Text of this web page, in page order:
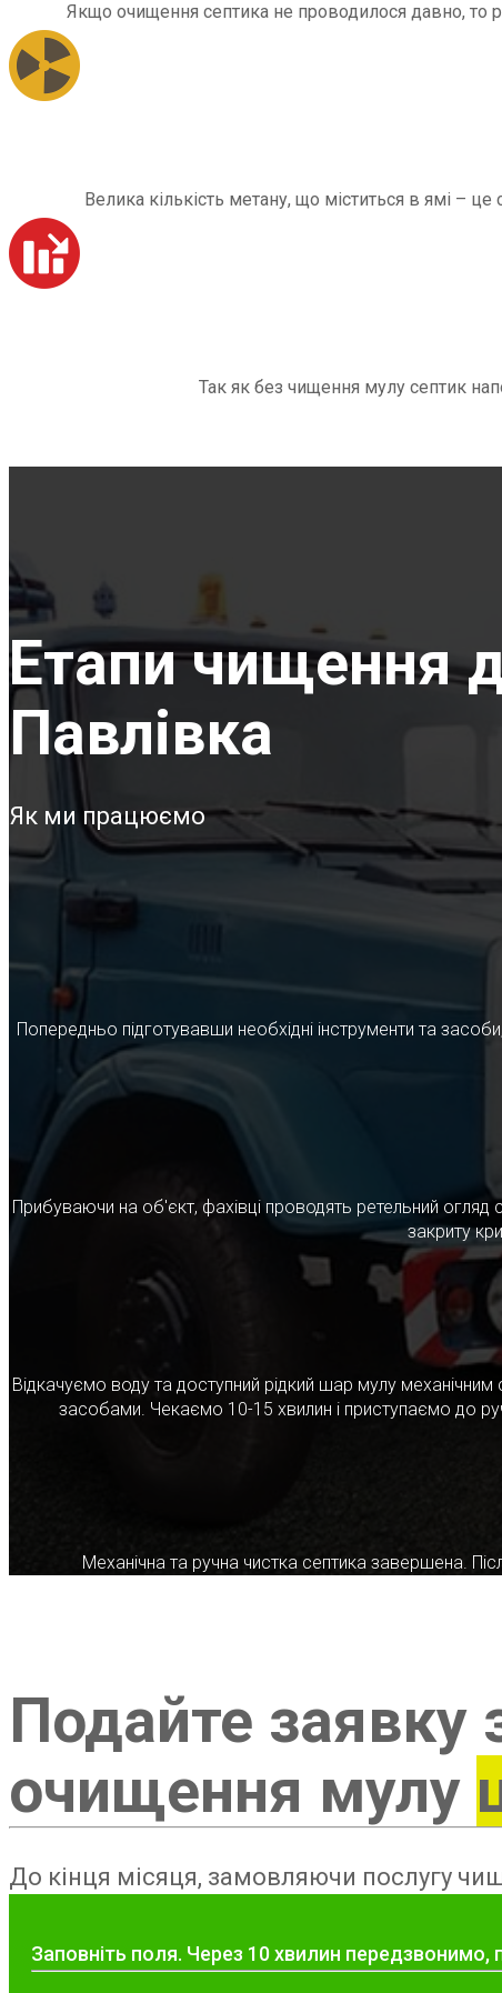
Якщо очищення септика не проводилося давно, то
Велика кількість метану, що міститься в ямі –
Так як без чищення мулу септик
Етапи чищення
Павлівка
Як ми працюємо
Попередньо підготувавши необхідні інструменти та
Прибуваючи на об'єкт, фахівці проводять ретельний огляд
закриту
Відкачуємо воду та доступний рідкий шар мулу
засобами. Чекаємо 10-15 хвилин і приступаємо до
Механічна та ручна чистка септика завершена.
Подайте заявку
очищення мулу
До кінця місяця, замовляючи послугу
Заповніть поля. Через 10 хвилин передзвонимо,